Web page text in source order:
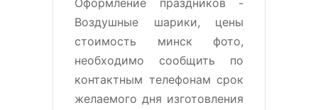
Оформление праздников -
Воздушные шарики, цены
стоимость минск фото,
необходимо сообщить по
контактным телефонам срок
желаемого дня изготовления